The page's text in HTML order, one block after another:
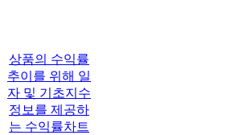
상품의 수익률
추이를 위해 일
자 및 기초지수
정보를 제공하
는 수익률차트